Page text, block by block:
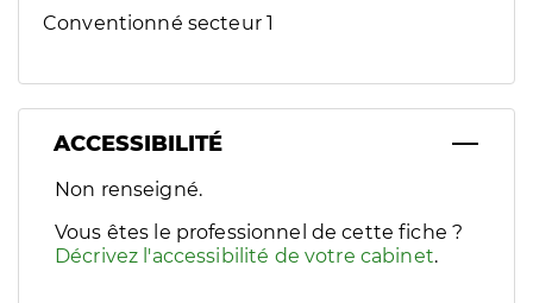
Conventionné secteur 1
ACCESSIBILITÉ
Filtres
Sélectionnez un ou plusieurs handicaps/besoins
Non renseigné.
Vous êtes le professionnel de cette fiche ?
Décrivez l'accessibilité de votre cabinet.